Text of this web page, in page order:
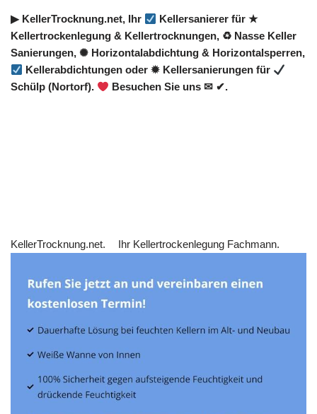
▶︎ KellerTrocknung.net, Ihr
Kellersanierer für ★
Kellertrockenlegung & Kellertrocknungen, ♻ Nasse Keller
Sanierungen, ✺ Horizontalabdichtung & Horizontalsperren,
Kellerabdichtungen oder ✹ Kellersanierungen für
Schülp (Nortorf).
Besuchen Sie uns ✉ ✔.
KellerTrocknung.net. Ihr Kellertrockenlegung Fachmann.